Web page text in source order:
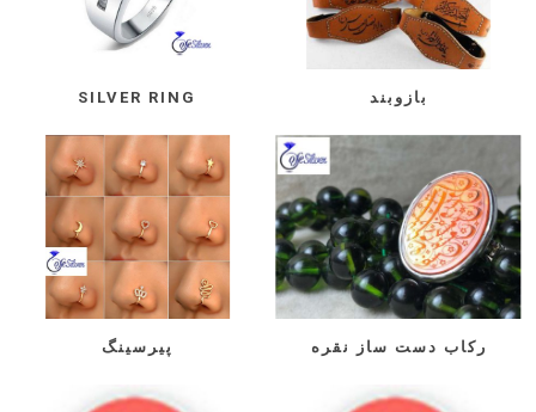
SILVER RING بازوبند
پیرسینگ رکاب دست ساز نقره